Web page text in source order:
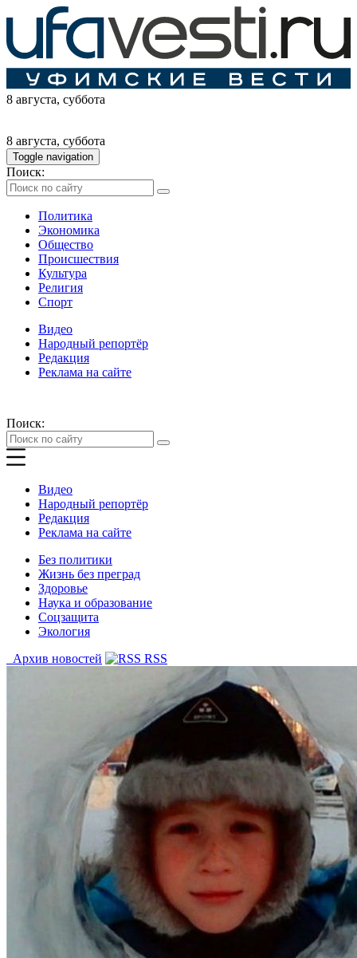
8 августа, суббота
8 августа, суббота
Toggle navigation
Поиск:
Политика
Экономика
Общество
Происшествия
Культура
Религия
Спорт
Видео
Народный репортёр
Редакция
Реклама на сайте
Поиск:
Видео
Народный репортёр
Редакция
Реклама на сайте
Без политики
Жизнь без преград
Здоровье
Наука и образование
Соцзащита
Экология
Архив новостей
RSS